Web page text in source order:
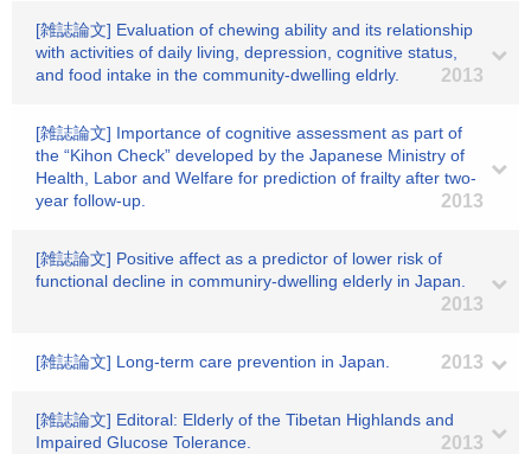
[雑誌論文] Evaluation of chewing ability and its relationship
with activities of daily living, depression, cognitive status,
and food intake in the community-dwelling eldrly.
2013
[雑誌論文] Importance of cognitive assessment as part of
the “Kihon Check” developed by the Japanese Ministry of
Health, Labor and Welfare for prediction of frailty after two-
year follow-up.
2013
[雑誌論文] Positive affect as a predictor of lower risk of
functional decline in communiry-dwelling elderly in Japan.
2013
[雑誌論文] Long-term care prevention in Japan. 2013
[雑誌論文] Editoral: Elderly of the Tibetan Highlands and
Impaired Glucose Tolerance.
2013